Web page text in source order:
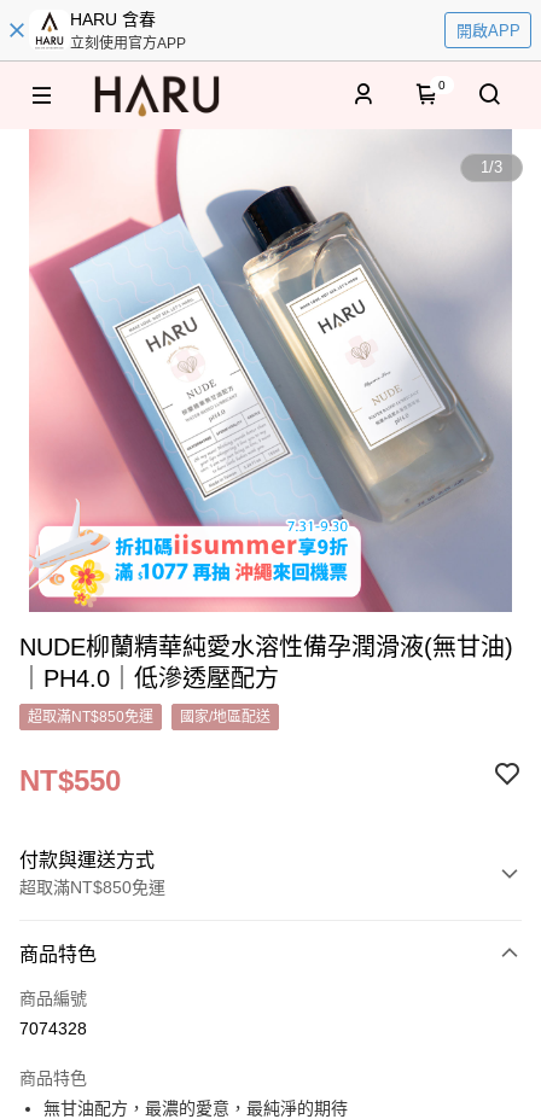
HARU 含春
立刻使用官方APP
開啟APP
0
1/3
NUDE柳蘭精華純愛水溶性備孕潤滑液(無甘油)
｜PH4.0｜低滲透壓配方
超取滿NT$850免運 國家/地區配送
NT$550
付款與運送方式
超取滿NT$850免運
信用卡一次付款
超商取貨付款
Apple Pay
商品特色
商品編號
7074328
商品特色
無甘油配方，最濃的愛意，最純淨的期待